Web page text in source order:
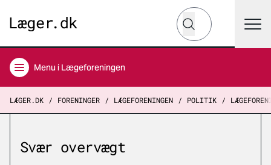
Hvad leder du efter?
Søg
Menu i Lægeforeningen
LÆGER.DK FORENINGER LÆGEFORENINGEN POLITIK
Svær overvægt